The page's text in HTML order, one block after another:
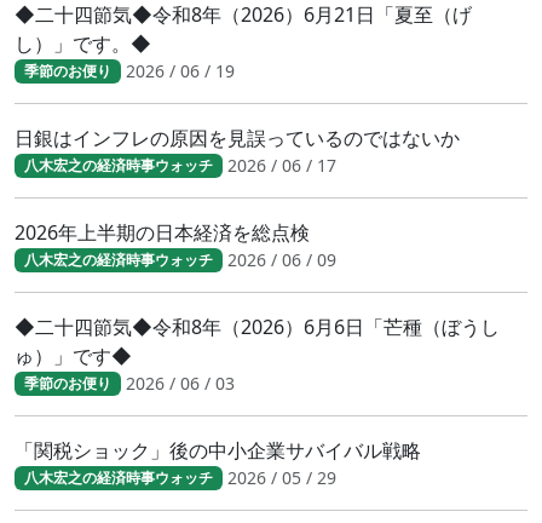
◆二十四節気◆令和8年（2026）6月21日「夏至（げ
し）」です。◆
季節のお便り 2026 / 06 / 19
日銀はインフレの原因を見誤っているのではないか
八木宏之の経済時事ウォッチ 2026 / 06 / 17
2026年上半期の日本経済を総点検
八木宏之の経済時事ウォッチ 2026 / 06 / 09
◆二十四節気◆令和8年（2026）6月6日「芒種（ぼうし
ゅ）」です◆
季節のお便り 2026 / 06 / 03
「関税ショック」後の中小企業サバイバル戦略
八木宏之の経済時事ウォッチ 2026 / 05 / 29